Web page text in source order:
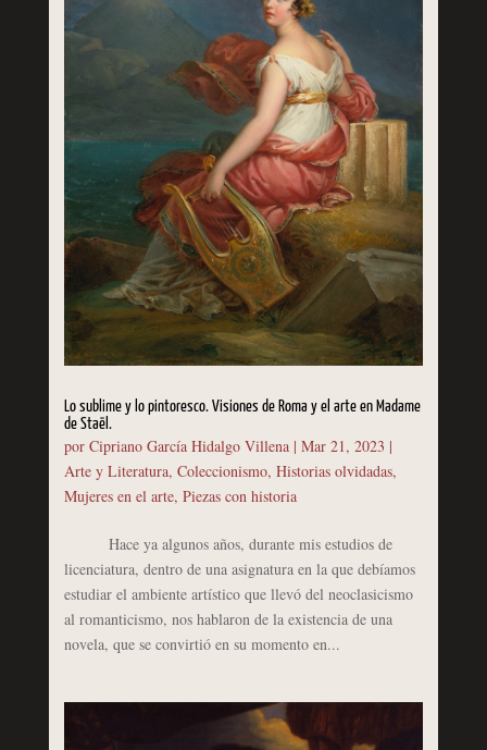
Lo sublime y lo pintoresco. Visiones de Roma y el arte en Madame
de Staël.
por Cipriano García Hidalgo Villena| Mar 21, 2023 |
Arte y Literatura, Coleccionismo, Historias olvidadas,
Mujeres en el arte, Piezas con historia
Hace ya algunos años, durante mis estudios de
licenciatura, dentro de una asignatura en la que debíamos
estudiar el ambiente artístico que llevó del neoclasicismo
al romanticismo, nos hablaron de la existencia de una
novela, que se convirtió en su momento en...